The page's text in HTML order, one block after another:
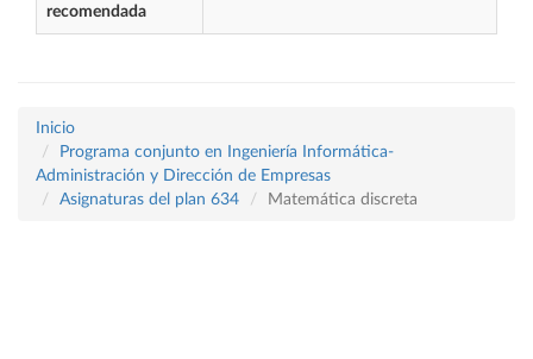
recomendada
Inicio
Programa conjunto en Ingeniería Informática-
Administración y Dirección de Empresas
Asignaturas del plan 634
Matemática discreta